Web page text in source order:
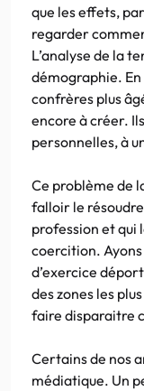
que les effets,
regarder
L’analyse de la
démographie.
confrères plus
encore à créer.
personnelles, à
Ce problème de
falloir le
profession et qui
coercition.
d’exercice
des zones les
faire disparaitre
Certains de nos
médiatique. Un